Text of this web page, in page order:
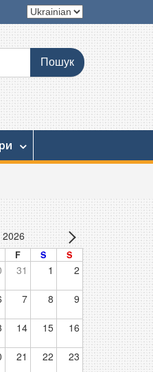
Вибрати
мову
F S S
31 1 2
7 8 9
14 15 16
21 22 23